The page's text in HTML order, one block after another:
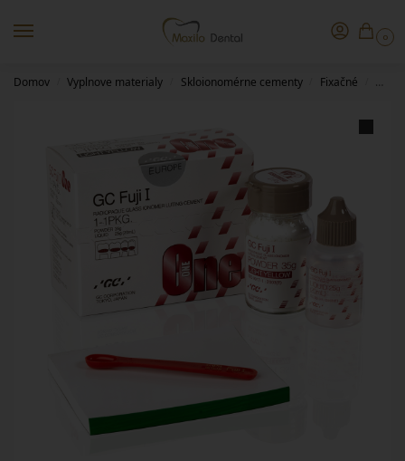
0
Domov Vyplnove materialy Skloionomérne cementy Fixačné GC